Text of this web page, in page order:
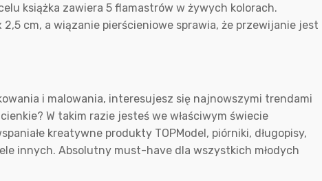
książka zawiera 5 flamastrów w żywych kolorach.
2,5 cm, a wiązanie pierścieniowe sprawia, że przewijanie jest
i malowania, interesujesz się najnowszymi trendami
W takim razie jesteś we właściwym świecie
kreatywne produkty TOPModel, piórniki, długopisy,
innych. Absolutny must-have dla wszystkich młodych